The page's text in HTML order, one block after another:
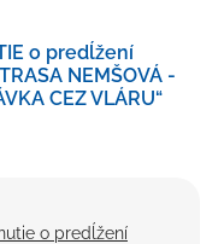
o predĺžení
NEMŠOVÁ -
CEZ VLÁRU“
o predĺžení